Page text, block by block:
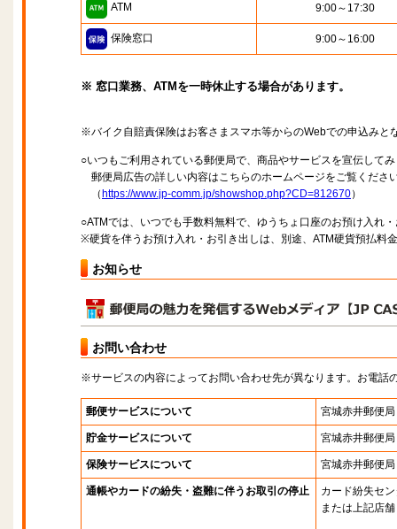
ATM 9:00～17:30
保険窓口 9:00～16:00
※ 窓口業務、ATMを一時休止する場合があります。
※バイク自賠責保険はお客さまスマホ等からのWebでの申込みと
○いつもご利用されている郵便局で、商品やサービスを宣伝して
郵便局広告の詳しい内容はこちらのホームページをご覧くださ
（ https://www.jp-comm.jp/showshop.php?CD=812670）
○ATMでは、いつでも手数料無料で、ゆうちょ口座のお預け入れ
※硬貨を伴うお預け入れ・お引き出しは、別途、ATM硬貨預払料
お知らせ
お問い合わせ
※サービスの内容によってお問い合わせ先が異なります。お電話
郵便サービスについて 宮城赤井郵便局
貯金サービスについて 宮城赤井郵便局
保険サービスについて 宮城赤井郵便局
通帳やカードの紛失・盗難に伴うお取引の停止
カード紛失セ
または上記店舗